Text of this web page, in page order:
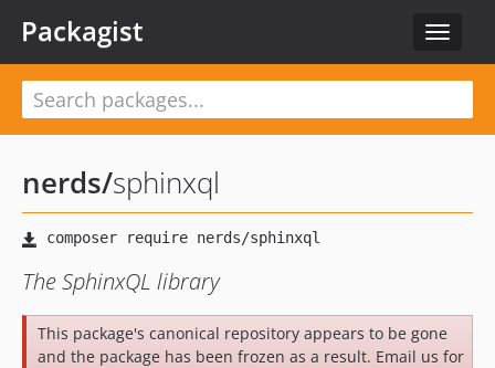
Toggle
Packagist
nerds/sphinxql
The SphinxQL library
This package's canonical repository appears to be gone
and the package has been frozen as a result. Email us for